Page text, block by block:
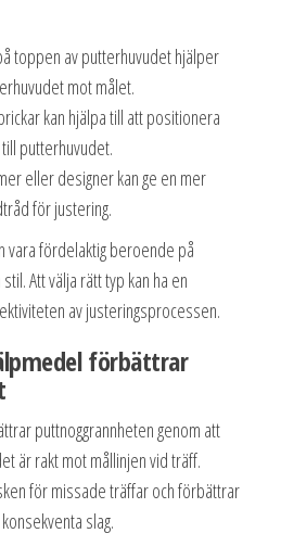
toppen av putterhuvudet hjälper
mot målet.
kan hjälpa till att positionera
putterhuvudet.
eller designer kan ge en mer
för justering.
vara fördelaktig beroende på
Att välja rätt typ kan ha en
av justeringsprocessen.
förbättrar
puttnoggrannheten genom att
är rakt mot mållinjen vid träff.
för missade träffar och förbättrar
slag.